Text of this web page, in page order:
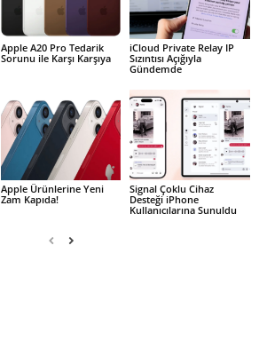
Apple A20 Pro Tedarik
Sorunu ile Karşı Karşıya
iCloud Private Relay IP
Sızıntısı Açığıyla
Gündemde
Apple Ürünlerine Yeni
Zam Kapıda!
Signal Çoklu Cihaz
Desteği iPhone
Kullanıcılarına Sunuldu